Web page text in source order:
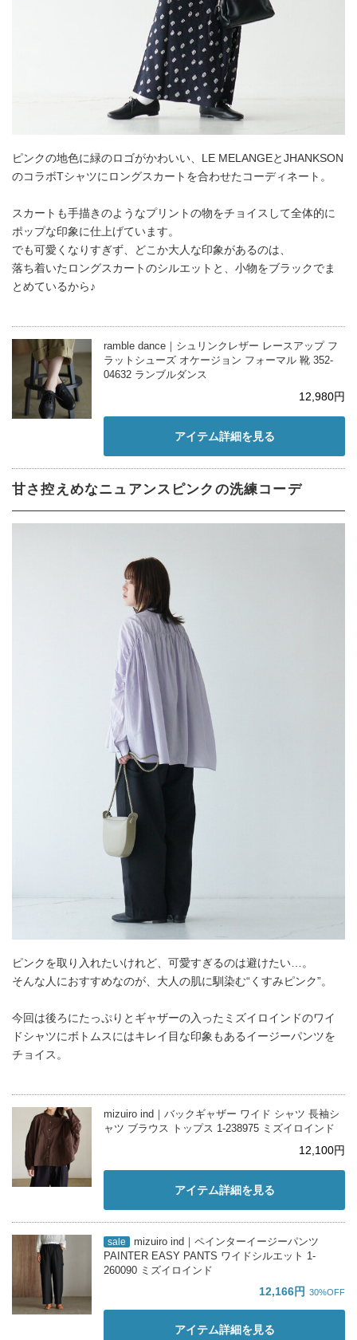
ピンクの地色に緑のロゴがかわいい、LE MELANGEとJHANKSON
のコラボTシャツにロングスカートを合わせたコーディネート。
スカートも手描きのようなプリントの物をチョイスして全体的に
ポップな印象に仕上げています。
でも可愛くなりすぎず、どこか大人な印象があるのは、
落ち着いたロングスカートのシルエットと、小物をブラックでま
とめているから♪
ramble dance｜シュリンクレザー レースアップ フ
ラットシューズ オケージョン フォーマル 靴 352-
04632 ランブルダンス
12,980円
アイテム詳細を見る
甘さ控えめなニュアンスピンクの洗練コーデ
ピンクを取り入れたいけれど、可愛すぎるのは避けたい…。
そんな人におすすめなのが、大人の肌に馴染む“くすみピンク”。
今回は後ろにたっぷりとギャザーの入ったミズイロインドのワイ
ドシャツにボトムスにはキレイ目な印象もあるイージーパンツを
チョイス。
mizuiro ind｜バックギャザー ワイド シャツ 長袖シ
ャツ ブラウス トップス 1-238975 ミズイロインド
12,100円
アイテム詳細を見る
sale
mizuiro ind｜ペインターイージーパンツ
PAINTER EASY PANTS ワイドシルエット 1-
260090 ミズイロインド
12,166円 30%OFF
アイテム詳細を見る